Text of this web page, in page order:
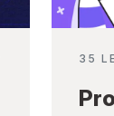
35